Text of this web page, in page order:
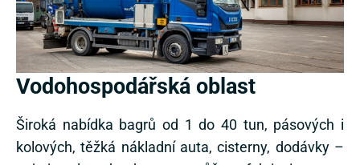
Vodohospodářská oblast
Široká nabídka bagrů od 1 do 40 tun, pásových i
kolových, těžká nákladní auta, cisterny, dodávky –